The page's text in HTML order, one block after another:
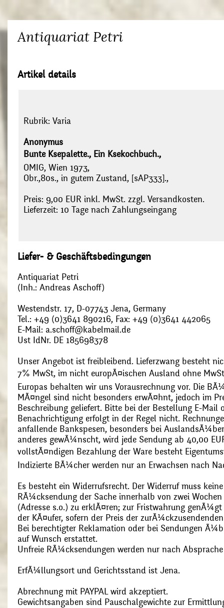
Antiquariat Petri
Artikel details
Rubrik: Varia
Anonymus
Bunte Ksepalette., Ein Ksekochbuch.,
OMIG, Wien 1973,
Obr.,80s., in gutem Zustand, [sAP333].,
Preis: 9,00 EUR inkl. MwSt. zzgl. Versandkosten.
Lieferzeit: 10 Tage nach Zahlungseingang
Liefer- & Geschäftsbedingungen
Antiquariat Petri
(Inh.: Andreas Aschoff)
Westendstr. 17, D-07743 Jena, Germany
Tel.: +49 (0)3641 890216, Fax: +49 (0)3641 442065
E-Mail: a.schoff@kabelmail.de
Ust IdNr. DE 185698378
Unser Angebot ist freibleibend. Lieferzwang besteht
7% MwSt, im nicht europÃ¤ischen Ausland ohne
Europas behalten wir uns Vorausrechnung vor. Die
MÃ¤ngel sind nicht besonders erwÃ¤hnt, jedoch im
Beschreibung geliefert. Bitte bei der Bestellung E-Mail
Benachrichtigung erfolgt in der Regel nicht.
anfallende Bankspesen, besonders bei
anderes gewÃ¼nscht, wird jede Sendung ab 40,00
vollstÃ¤ndigen Bezahlung der Ware besteht
Indizierte BÃ¼cher werden nur an Erwachsen nach
Es besteht ein Widerrufsrecht. Der Widerruf muss
RÃ¼cksendung der Sache innerhalb von zwei
(Adresse s.o.) zu erklÃ¤ren; zur Fristwahrung
der KÃ¤ufer, sofern der Preis der
Bei berechtigter Reklamation oder bei Sendungen
auf Wunsch erstattet.
Unfreie RÃ¼cksendungen werden nur nach
ErfÃ¼llungsort und Gerichtsstand ist Jena.
Abrechnung mit PAYPAL wird akzeptiert.
Gewichtsangaben sind Pauschalgewichte zur